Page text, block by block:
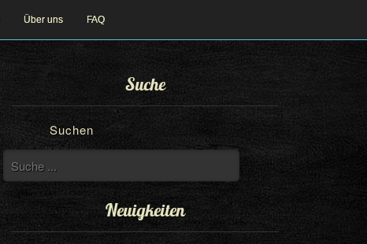
Über uns FAQ
Suche
Suchen
Neuigkeiten